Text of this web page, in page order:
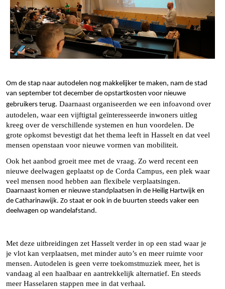
Om de stap naar autodelen nog makkelijker te maken, nam de stad
van september tot december de opstartkosten voor nieuwe
gebruikers terug. Daarnaast organiseerden we een infoavond over
autodelen, waar een vijftigtal geïnteresseerde inwoners uitleg
kreeg over de verschillende systemen en hun voordelen. De
grote opkomst bevestigt dat het thema leeft in Hasselt en dat veel
mensen openstaan voor nieuwe vormen van mobiliteit.
Ook het aanbod groeit mee met de vraag. Zo werd recent een
nieuwe deelwagen geplaatst op de Corda Campus, een plek waar
veel mensen nood hebben aan flexibele verplaatsingen.
Daarnaast komen er nieuwe standplaatsen in de Heilig Hartwijk en
de Catharinawijk. Zo staat er ook in de buurten steeds vaker een
deelwagen op wandelafstand.
Met deze uitbreidingen zet Hasselt verder in op een stad waar je
je vlot kan verplaatsen, met minder auto’s en meer ruimte voor
mensen. Autodelen is geen verre toekomstmuziek meer, het is
vandaag al een haalbaar en aantrekkelijk alternatief. En steeds
meer Hasselaren stappen mee in dat verhaal.